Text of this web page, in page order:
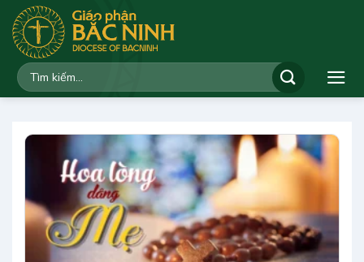
qua
dung